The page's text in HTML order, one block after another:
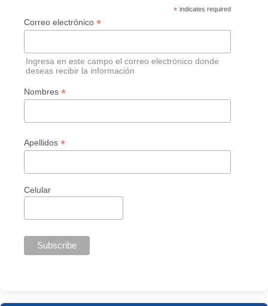
*indicates required
Correo electrónico *
Ingresa en este campo el correo electrónico donde
deseas recibir la información
Nombres *
Apellidos *
Celular